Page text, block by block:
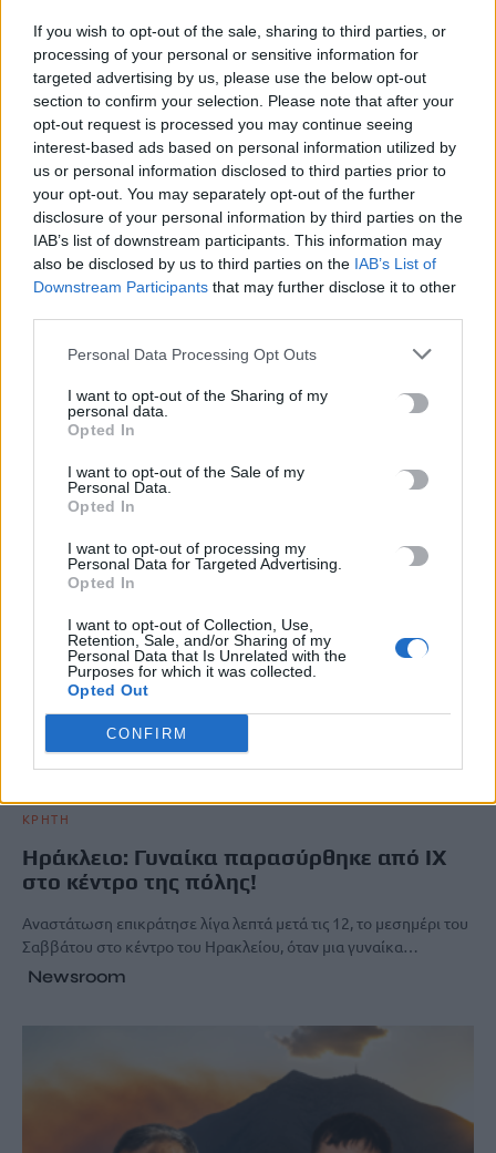
If you wish to opt-out of the sale, sharing to third parties, or
processing of your personal or sensitive information for
targeted advertising by us, please use the below opt-out
section to confirm your selection. Please note that after your
opt-out request is processed you may continue seeing
interest-based ads based on personal information utilized by
us or personal information disclosed to third parties prior to
your opt-out. You may separately opt-out of the further
disclosure of your personal information by third parties on the
IAB’s list of downstream participants. This information may
also be disclosed by us to third parties on the IAB’s List of
Downstream Participants that may further disclose it to other
Personal Data Processing Opt Outs
I want to opt-out of the Sharing of my
personal data.
Opted In
I want to opt-out of the Sale of my
Personal Data.
Opted In
I want to opt-out of processing my
Personal Data for Targeted Advertising.
Opted In
I want to opt-out of Collection, Use,
Retention, Sale, and/or Sharing of my
Personal Data that Is Unrelated with the
Purposes for which it was collected.
Opted Out
CONFIRM
«Βροχή» οι καταγγελίες για φοροδιαφυγή -Νέο κύμα ελέγχων
εν όψει Δεκαπενταύγουστου
10 Αυγούστου, 2026
TRENDING
#COPERNICUS #ΝΙΚΟΣ ΚΑΛΟΓΕΡΟΠΟΥΛΟΣ #ΑΑΔΕ
#ΕΛΕΓΧΟΙ
ΣΧΕΤΙΚΆ ΆΡΘΡΑ
ΚΡΗΤΗ
Ηράκλειο: Γυναίκα παρασύρθηκε από ΙΧ
στο κέντρο της πόλης!
Αναστάτωση επικράτησε λίγα λεπτά μετά τις 12, το μεσημέρι του
Σαββάτου στο κέντρο του Ηρακλείου, όταν μια γυναίκα…
Newsroom